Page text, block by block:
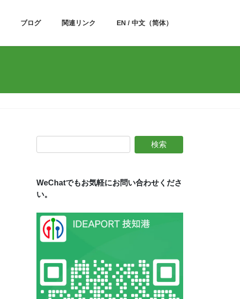
ブログ 関連リンク EN / 中文（简体）
WeChatでもお気軽にお問い合わせくださ
い。